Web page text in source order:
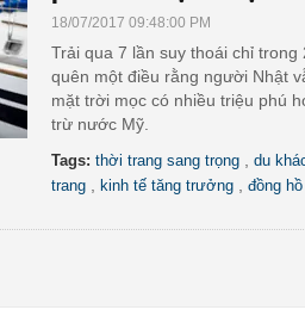
18/07/2017 09:48:00 PM
Trải qua 7 lần suy thoái chỉ
quên một điều rằng người Nhật
mặt trời mọc có nhiều triệu phú
trừ nước Mỹ.
Tags: thời trang sang trọng du
trang
kinh tế tăng trưởng đồng